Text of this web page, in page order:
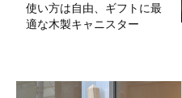
使い方は自由、ギフトに最
適な木製キャニスター